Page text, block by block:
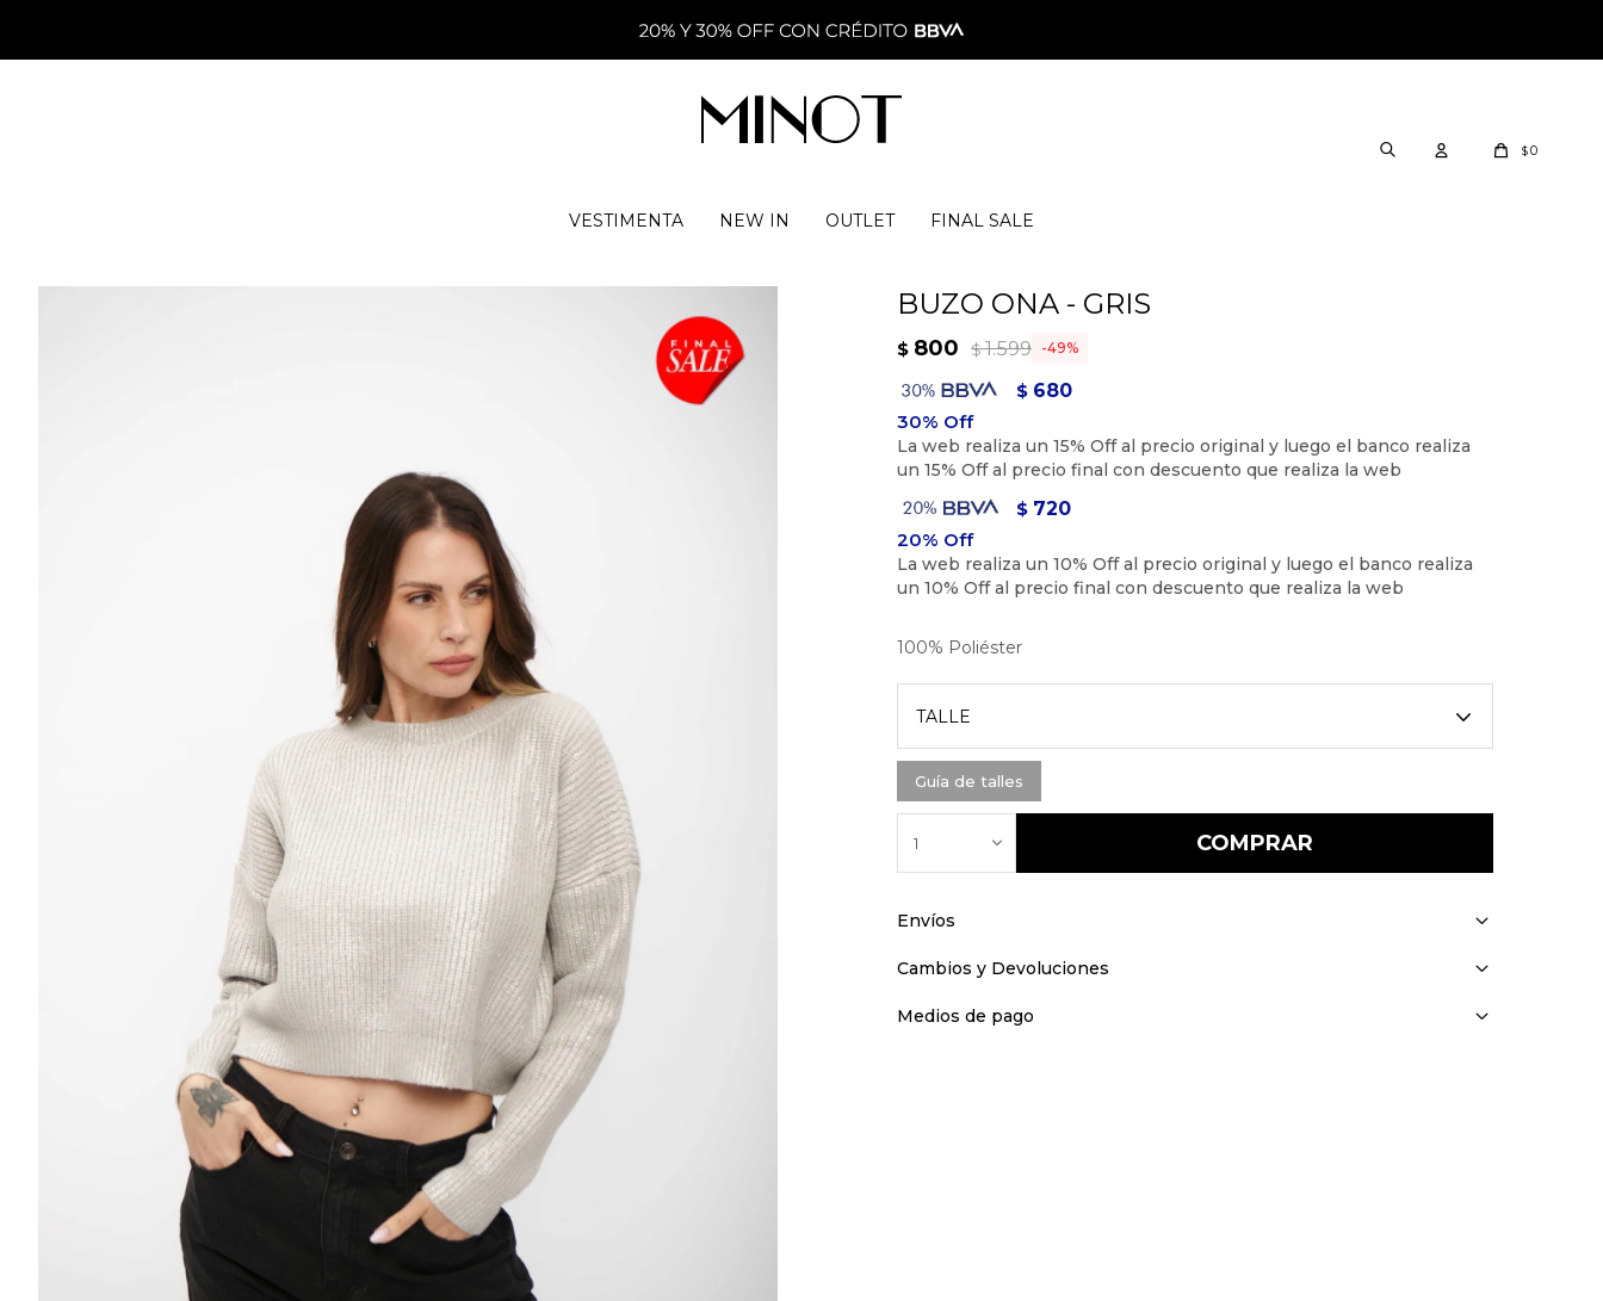
VESTIMENTA NEW IN OUTLET FINAL SALE
$0
BUZO ONA - GRIS
$ 800 $1.599 49
$ 680
$ 720
100% Poliéster
TALLE
Guía de talles
1 COMPRAR
Envíos
Cambios y Devoluciones
Medios de pago